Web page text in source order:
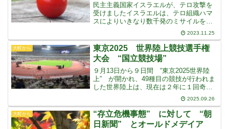
民主主義国家イスラエルが、テロ攻撃を
受けましたイスラエルは、テロ組織ハマ
スによりいきなり数千発のミサイルを撃
ち込まれ、国内に侵入され1,200人の国民
が虐殺されました近くで行われていた
5,000人が参加していたという音楽祭も襲
撃され、さらに
2023.11.25
大町から
東京2025 世界陸上競技選手権
大会 “国立競技場”
９月13日から９日間 “東京2025世界陸
上” が開かれ、49種目の競技が行われま
した世界陸上は、現在は２年に１回奇数
年に行われているのですが、東京開催は
34年ぶりだそうです会場はもちろん “国
立競技場” です・・・東京オリンピック
は無観客
2025.09.26
大町から
“存立危機事態” に対して “朝
日新聞” とオールドメデイア